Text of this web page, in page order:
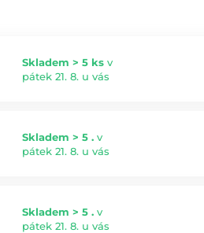
Skladem > 5 ks v
pátek 21. 8. u vás
Skladem > 5 . v
pátek 21. 8. u vás
Skladem > 5 . v
pátek 21. 8. u vás